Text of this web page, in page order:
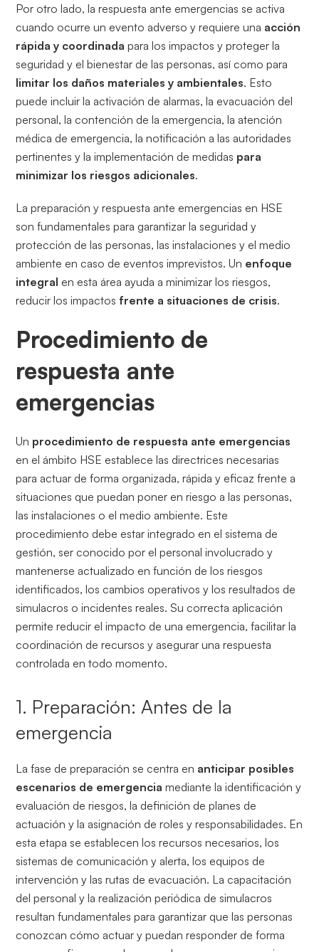
Por otro lado, la respuesta ante emergencias se activa
cuando ocurre un evento adverso y requiere una acción
rápida y coordinada para los impactos y proteger la
seguridad y el bienestar de las personas, así como para
limitar los daños materiales y ambientales. Esto
puede incluir la activación de alarmas, la evacuación del
personal, la contención de la emergencia, la atención
médica de emergencia, la notificación a las autoridades
pertinentes y la implementación de medidas para
minimizar los riesgos adicionales.
La preparación y respuesta ante emergencias en HSE
son fundamentales para garantizar la seguridad y
protección de las personas, las instalaciones y el medio
ambiente en caso de eventos imprevistos. Un enfoque
integral en esta área ayuda a minimizar los riesgos,
reducir los impactosfrente a situaciones de crisis.
Procedimiento de
respuesta ante
emergencias
Un procedimiento de respuesta ante emergencias
en el ámbito HSE establece las directrices necesarias
para actuar de forma organizada, rápida y eficaz frente a
situaciones que puedan poner en riesgo a las personas,
las instalaciones o el medio ambiente. Este
procedimiento debe estar integrado en el sistema de
gestión, ser conocido por el personal involucrado y
mantenerse actualizado en función de los riesgos
identificados, los cambios operativos y los resultados de
simulacros o incidentes reales. Su correcta aplicación
permite reducir el impacto de una emergencia, facilitar la
coordinación de recursos y asegurar una respuesta
controlada en todo momento.
1. Preparación: Antes de la
emergencia
La fase de preparación se centra en anticipar posibles
escenarios de emergencia mediante la identificación y
evaluación de riesgos, la definición de planes de
actuación y la asignación de roles y responsabilidades. En
esta etapa se establecen los recursos necesarios, los
sistemas de comunicación y alerta, los equipos de
intervención y las rutas de evacuación. La capacitación
del personal y la realización periódica de simulacros
resultan fundamentales para garantizar que las personas
conozcan cómo actuar y puedan responder de forma